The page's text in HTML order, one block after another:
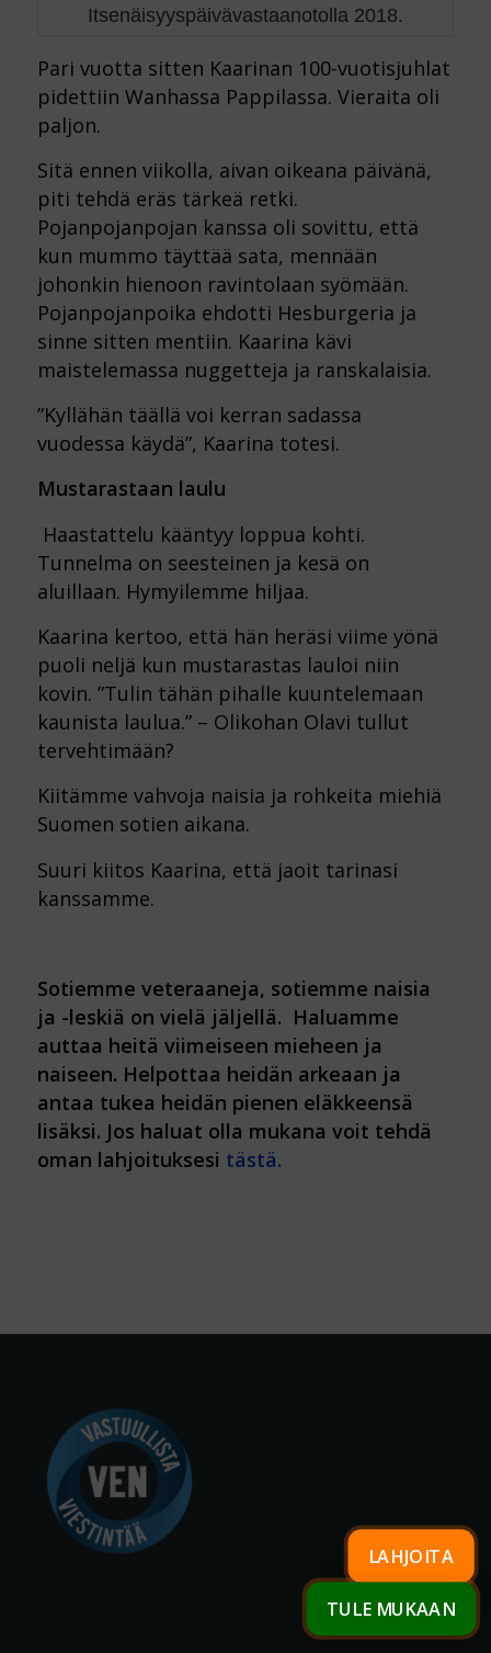
Itsenäisyyspäivävastaanotolla 2018.
Pari vuotta sitten Kaarinan 100-vuotisjuhlat
pidettiin Wanhassa Pappilassa. Vieraita oli
paljon.
Sitä ennen viikolla, aivan oikeana päivänä,
piti tehdä eräs tärkeä retki.
Pojanpojanpojan kanssa oli sovittu, että
kun mummo täyttää sata, mennään
johonkin hienoon ravintolaan syömään.
Pojanpojanpoika ehdotti Hesburgeria ja
sinne sitten mentiin. Kaarina kävi
maistelemassa nuggetteja ja ranskalaisia.
”Kyllähän täällä voi kerran sadassa
vuodessa käydä”, Kaarina totesi.
Mustarastaan laulu
Haastattelu kääntyy loppua kohti.
Tunnelma on seesteinen ja kesä on
aluillaan. Hymyilemme hiljaa.
Kaarina kertoo, että hän heräsi viime yönä
puoli neljä kun mustarastas lauloi niin
kovin. ”Tulin tähän pihalle kuuntelemaan
kaunista laulua.” – Olikohan Olavi tullut
tervehtimään?
Kiitämme vahvoja naisia ja rohkeita miehiä
Suomen sotien aikana.
Suuri kiitos Kaarina, että jaoit tarinasi
kanssamme.
Sotiemme veteraaneja, sotiemme naisia
ja -leskiä on vielä jäljellä. Haluamme
auttaa heitä viimeiseen mieheen ja
naiseen. Helpottaa heidän arkeaan ja
antaa tukea heidän pienen eläkkeensä
lisäksi. Jos haluat olla mukana voit tehdä
oman lahjoituksesi tästä.
LAHJOITA
TULE MUKAAN